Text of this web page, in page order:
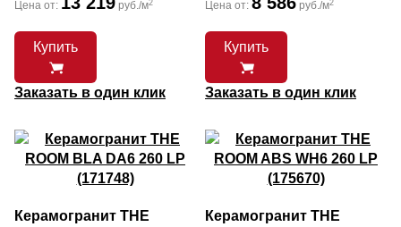
Цена от: руб./м2
Купить
Заказать в один клик
Цена от: руб./м2
Купить
Заказать в один клик
Керамогранит THE
Керамогранит THE